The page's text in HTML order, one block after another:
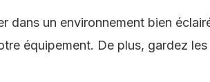
dans un environnement bien
équipement. De plus, gardez